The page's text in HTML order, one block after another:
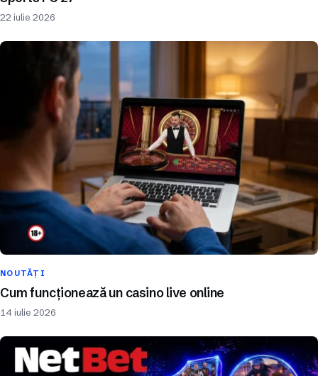
22 iulie 2026
NOUTĂȚI
Cum funcționează un casino live online
14 iulie 2026